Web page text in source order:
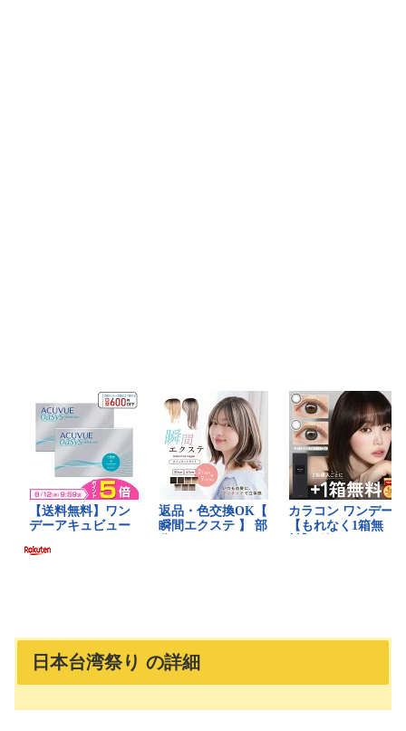
日本台湾祭り の詳細